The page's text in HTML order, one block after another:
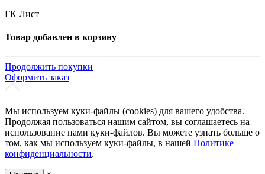
ГК Лист
Товар добавлен в корзину
Продолжить покупки
Оформить заказ
Мы используем куки-файлы (cookies) для вашего удобства.
Продолжая пользоваться нашим сайтом, вы соглашаетесь на
использование нами куки-файлов. Вы можете узнать больше о
том, как мы используем куки-файлы, в нашей Политике
конфиденциальности.